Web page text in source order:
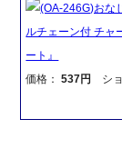
(OA-246G)おな
ルチェーン付 チャ
ート』
価格：537円 シ